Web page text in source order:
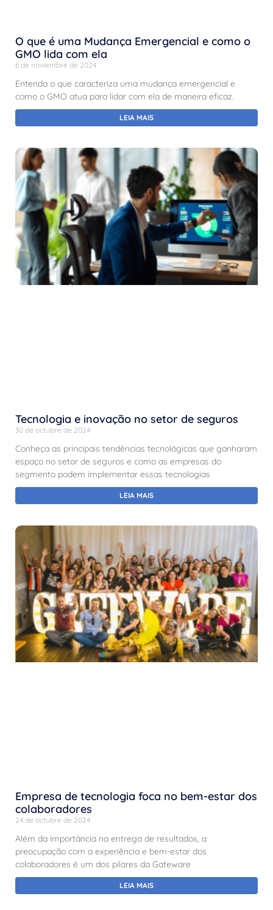
O que é uma Mudança Emergencial e como o
GMO lida com ela
6 de noviembre de 2024
Entenda o que caracteriza uma mudança emergencial e
como o GMO atua para lidar com ela de maneira eficaz.
LEIA MAIS
Tecnologia e inovação no setor de seguros
30 de octubre de 2024
Conheça as principais tendências tecnológicas que ganharam
espaço no setor de seguros e como as empresas do
segmento podem implementar essas tecnologias
LEIA MAIS
Empresa de tecnologia foca no bem-estar dos
colaboradores
24 de octubre de 2024
Além da importância na entrega de resultados, a
preocupação com a experiência e bem-estar dos
colaboradores é um dos pilares da Gateware
LEIA MAIS